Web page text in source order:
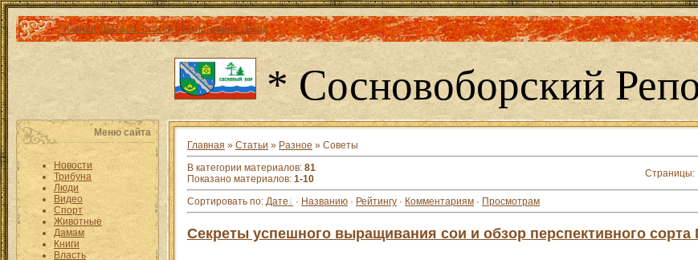
Главная|Каталог статей|Регистрация |Вход
* Сосновоборский
Меню сайта
Новости
Трибуна
Люди
Видео
Спорт
Животные
Дамам
Книги
Власть
Главная » Статьи » Разное » Советы
В категории материалов: 81
Показано материалов: 1-10 Страницы:
Сортировать по: Дате · Названию · Рейтингу · Комментариям · Просмотрам
Секреты успешного выращивания сои и обзор перспективного сорта